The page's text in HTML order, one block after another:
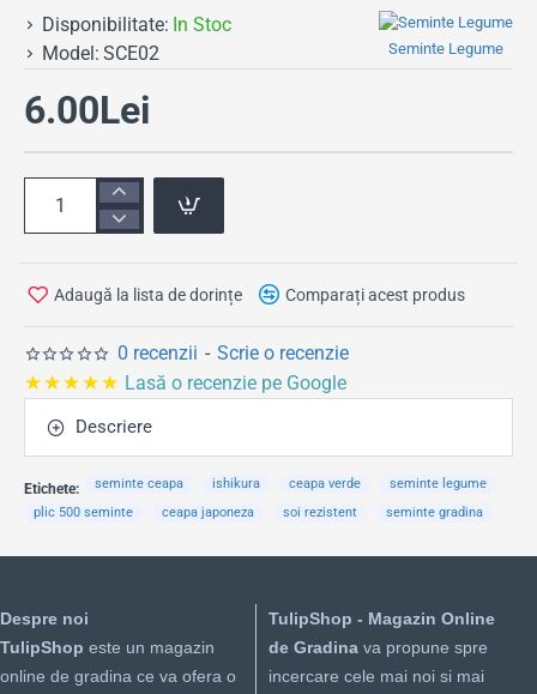
Disponibilitate: In Stoc
Model: SCE02 Seminte Legume
0 recenzii - Scrie o recenzie
6.00Lei
Adaugă la lista de dorințe Comparați acest produs
★★★★★ Lasă o recenzie pe Google
Descriere
Etichete: seminte ceapa ishikura ceapa verde
seminte legume
plic 500 seminte
ceapa japoneza soi rezistent seminte gradina
Despre noi
TulipShop este un magazin
online de gradina ce va ofera o
TulipShop - Magazin Online
de Gradinava propune spre
incercare cele mai noi si mai